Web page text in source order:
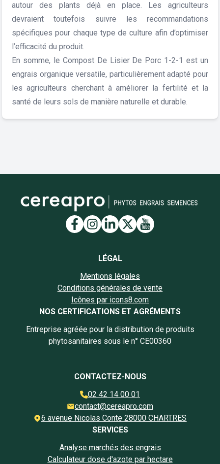
autour des plants déjà en place. Les agriculteurs
devraient toutefois suivre les recommandations
spécifiques pour chaque type de culture afin d’optimiser
l’efficacité du produit.
En somme, le Compost De Lisier De Porc 1-2-1 est un
engrais organique versatile, particulièrement adapté pour
les agriculteurs cherchant à améliorer la fertilité et la
santé de leurs sols de manière naturelle et durable.
Lien vers la page
Lien vers la page
Lien vers la page
Lien vers la
Lien vers la
LÉGAL
Mentions légales
Conditions générales de vente
Icônes par icons8.com
NOS CERTIFICATIONS ET AGRÉMENTS
Entreprise agréée pour la distribution de produits
phytosanitaires sous le n° CE00360
CONTACTEZ-NOUS
02 42 14 00 01
contact@cereapro.com
6 avenue Nicolas Conte 28000 CHARTRES
SERVICES
Analyse marchés des engrais
Calculateur dose d'azote par hectare